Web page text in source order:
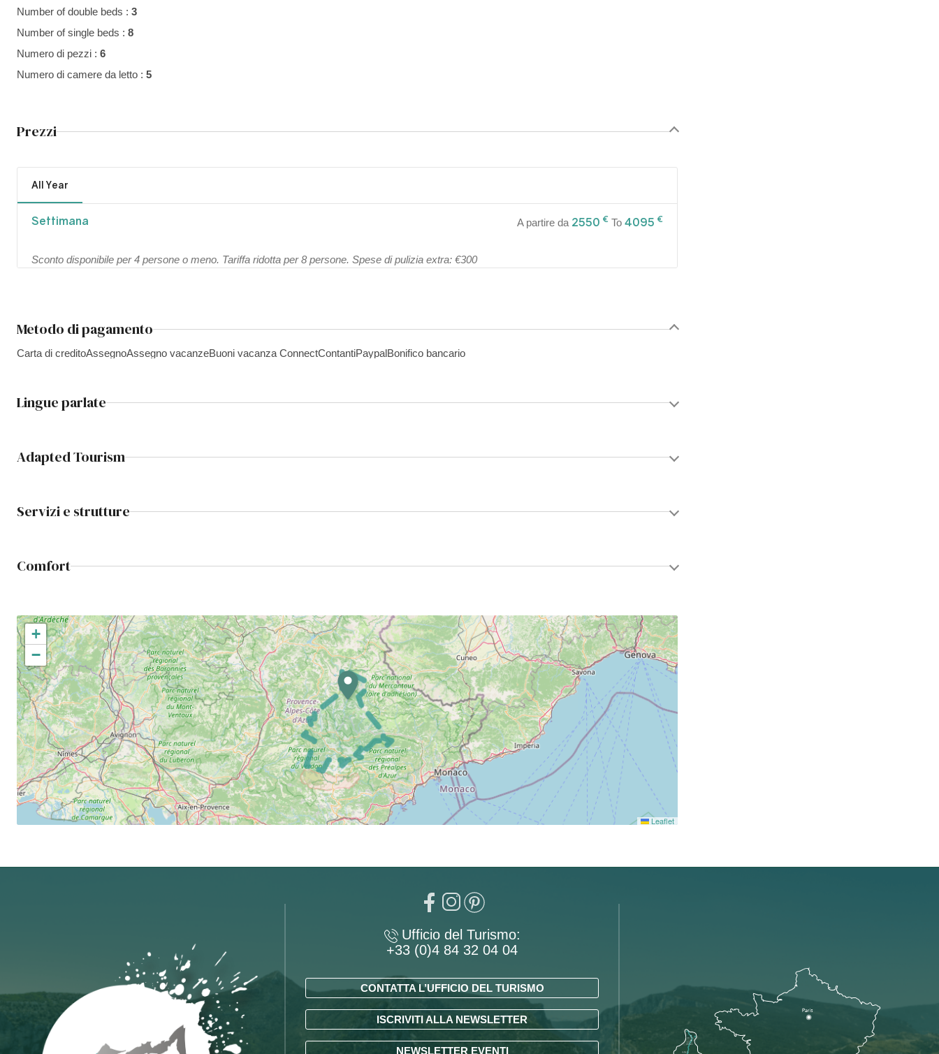
Number of double beds : 3
Number of single beds : 8
Numero di pezzi : 6
Numero di camere da letto : 5
Prezzi
All Year
Settimana A partire da 2550 € To 4095 €
Sconto disponibile per 4 persone o meno. Tariffa ridotta per 8 persone. Spese di pulizia extra: €300
Metodo di pagamento
Carta di creditoAssegnoAssegno vacanzeBuoni vacanza ConnectContantiPaypalBonifico bancario
Lingue parlate
Adapted Tourism
Servizi e strutture
Comfort
+
−
Leaflet
Ufficio del Turismo:
+33 (0)4 84 32 04 04
CONTATTA L’UFFICIO DEL TURISMO
ISCRIVITI ALLA NEWSLETTER
NEWSLETTER EVENTI